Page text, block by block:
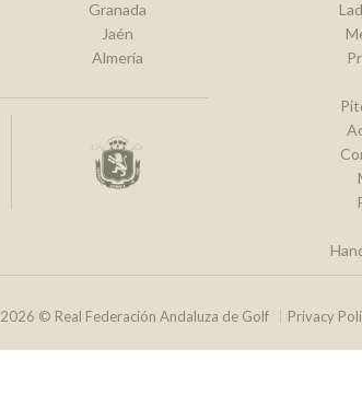
Granada
Jaén
Almería
2026 © Real Federación Andaluza de Golf Privacy